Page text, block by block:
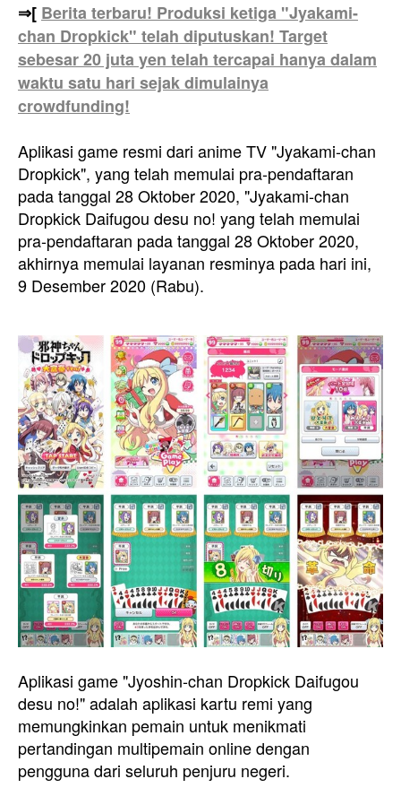
⇒[ Berita terbaru! Produksi ketiga "Jyakami-
chan Dropkick" telah diputuskan! Target
sebesar 20 juta yen telah tercapai hanya dalam
waktu satu hari sejak dimulainya
crowdfunding!
Aplikasi game resmi dari anime TV "Jyakami-chan
Dropkick", yang telah memulai pra-pendaftaran
pada tanggal 28 Oktober 2020, "Jyakami-chan
Dropkick Daifugou desu no! yang telah memulai
pra-pendaftaran pada tanggal 28 Oktober 2020,
akhirnya memulai layanan resminya pada hari ini,
9 Desember 2020 (Rabu).
Aplikasi game "Jyoshin-chan Dropkick Daifugou
desu no!" adalah aplikasi kartu remi yang
memungkinkan pemain untuk menikmati
pertandingan multipemain online dengan
pengguna dari seluruh penjuru negeri.